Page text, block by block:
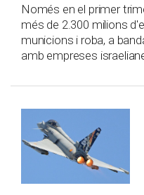
Només en el primer
més de 2.300 milions
municions i roba, a
amb empreses